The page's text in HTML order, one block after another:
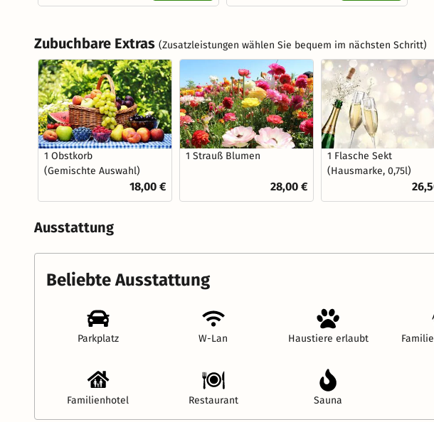
Zubuchbare Extras (Zusatzleistungen wählen Sie bequem im nächsten Schritt)
1 Obstkorb
(Gemischte Auswahl)
18,00 €
1 Strauß Blumen
28,00 €
1 Flasche Sekt
(Hausmarke, 0,75l)
Ausstattung
Beliebte Ausstattung
Parkplatz W-Lan Haustiere erlaubt
Familienhotel Restaurant Sauna